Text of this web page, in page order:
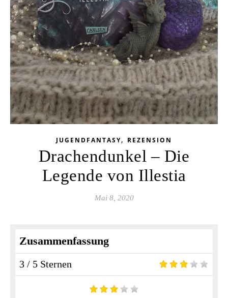
JUGENDFANTASY, REZENSION
Drachendunkel – Die
Legende von Illestia
Mai 8, 2020
Zusammenfassung
3 / 5 Sternen